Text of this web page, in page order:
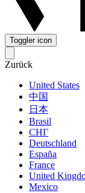
Toggler icon
Zurück
United States
中国
日本
Brasil
СНГ
Deutschland
España
France
United
Mexico